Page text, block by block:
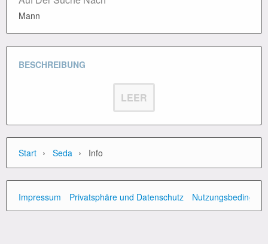
Mann
BESCHREIBUNG
LEER
Start › Seda › Info
Impressum Privatsphäre und Datenschutz